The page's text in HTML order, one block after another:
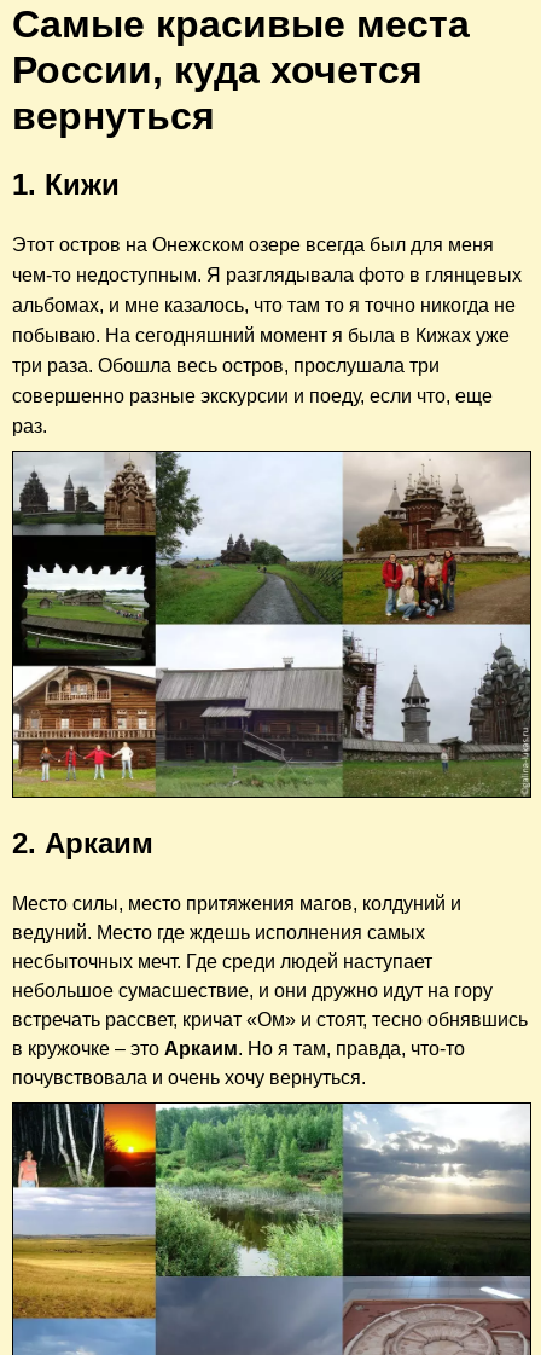
Самые красивые места
России, куда хочется
вернуться
1. Кижи
Этот остров на Онежском озере всегда был для меня
чем-то недоступным. Я разглядывала фото в глянцевых
альбомах, и мне казалось, что там то я точно никогда не
побываю. На сегодняшний момент я была в Кижах уже
три раза. Обошла весь остров, прослушала три
совершенно разные экскурсии и поеду, если что, еще
раз.
2. Аркаим
Место силы, место притяжения магов, колдуний и
ведуний. Место где ждешь исполнения самых
несбыточных мечт. Где среди людей наступает
небольшое сумасшествие, и они дружно идут на гору
встречать рассвет, кричат «Ом» и стоят, тесно обнявшись
в кружочке – это Аркаим. Но я там, правда, что-то
почувствовала и очень хочу вернуться.